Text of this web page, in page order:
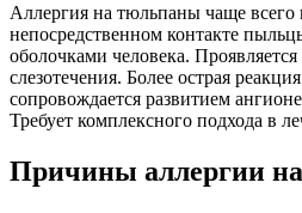
Аллергия на тюльпаны чаще всего
непосредственном контакте
оболочками человека.
слезотечения. Более острая
сопровождается развитием
Требует комплексного подхода в
Причины аллергии